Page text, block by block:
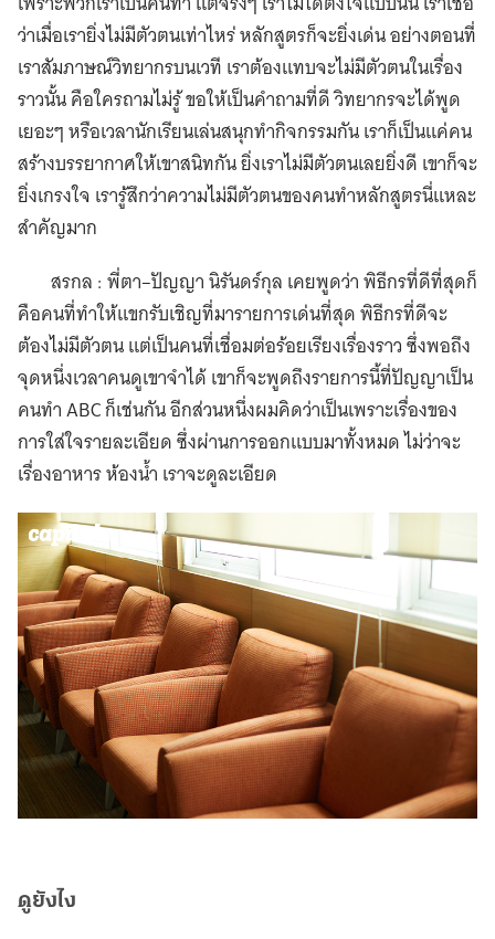
ว่าเมื่อเรายิ่งไม่มีตัวตนเท่าไหร่ หลักสูตรก็จะยิ่งเด่น อย่างตอนที่
เราสัมภาษณ์วิทยากรบนเวที เราต้องแทบจะไม่มีตัวตนในเรื่อง
ราวนั้น คือใครถามไม่รู้ ขอให้เป็นคำถามที่ดี วิทยากรจะได้พูด
เยอะๆ หรือเวลานักเรียนเล่นสนุกทำกิจกรรมกัน เราก็เป็นแค่คน
สร้างบรรยากาศให้เขาสนิทกัน ยิ่งเราไม่มีตัวตนเลยยิ่งดี เขาก็จะ
ยิ่งเกรงใจ เรารู้สึกว่าความไม่มีตัวตนของคนทำหลักสูตรนี่แหละ
สำคัญมาก
สรกล : พี่ตา–ปัญญา นิรันดร์กุล เคยพูดว่า พิธีกรที่ดีที่สุดก็
คือคนที่ทำให้แขกรับเชิญที่มารายการเด่นที่สุด พิธีกรที่ดีจะ
ต้องไม่มีตัวตน แต่เป็นคนที่เชื่อมต่อร้อยเรียงเรื่องราว ซึ่งพอถึง
จุดหนึ่งเวลาคนดูเขาจำได้ เขาก็จะพูดถึงรายการนี้ที่ปัญญาเป็น
คนทำ ABC ก็เช่นกัน อีกส่วนหนึ่งผมคิดว่าเป็นเพราะเรื่องของ
การใส่ใจรายละเอียด ซึ่งผ่านการออกแบบมาทั้งหมด ไม่ว่าจะ
เรื่องอาหาร ห้องน้ำ เราจะดูละเอียด
ดูยังไง